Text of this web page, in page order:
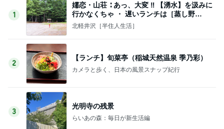
1
嬬恋・山荘 ∶ あっ、大変 ‼ 【湧水】を汲みに
行かなくちゃ ・ 遅いランチは［蒸し野
菜］・・♪
北軽井沢［半住人生活］
2
【ランチ】旬菜亭（稲城天然温泉 季乃彩）
カメラと歩く、日本の風景スナップ紀行
3
光明寺の残景
らいあの森：毎日が新生活編